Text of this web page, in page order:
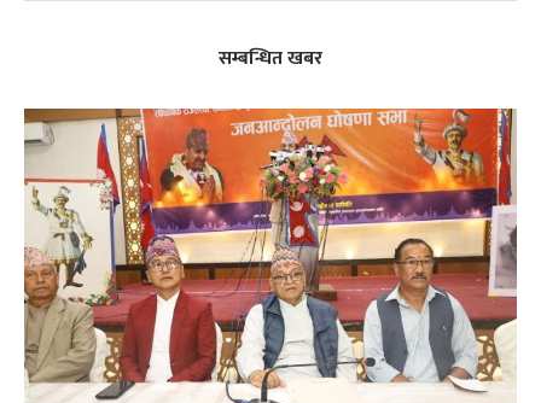
सम्बन्धित खबर